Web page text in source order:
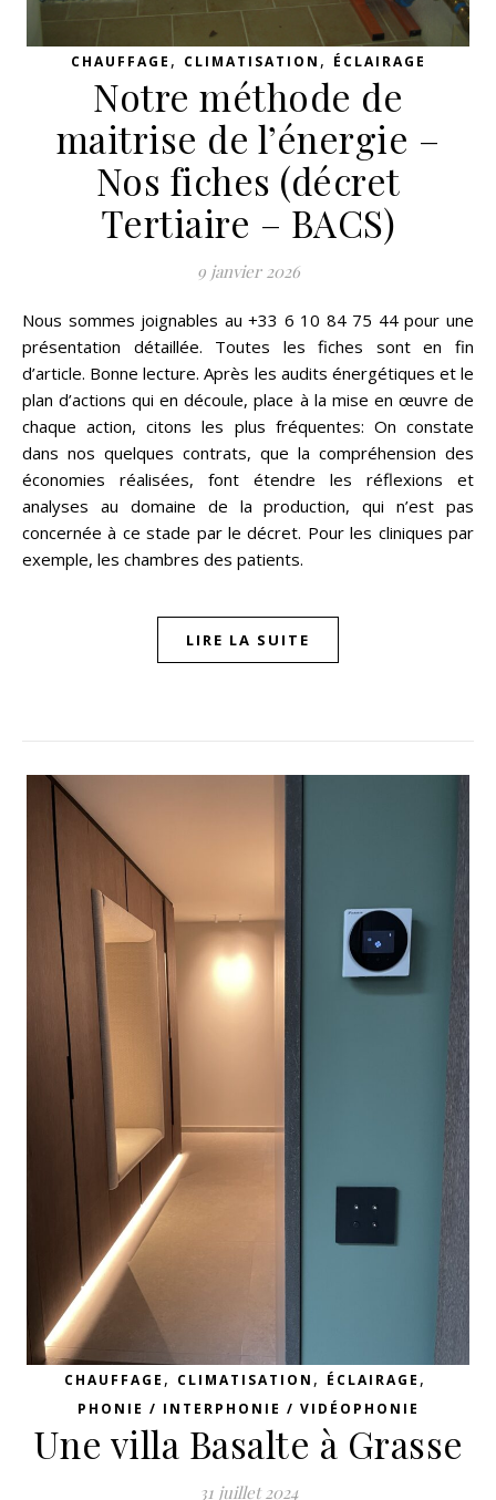
CHAUFFAGE , CLIMATISATION , ÉCLAIRAGE
Notre méthode de
maitrise de l’énergie –
Nos fiches (décret
Tertiaire – BACS)
9 janvier 2026
Nous sommes joignables au +33 6 10 84 75 44 pour une
présentation détaillée. Toutes les fiches sont en fin
d’article. Bonne lecture. Après les audits énergétiques et le
plan d’actions qui en découle, place à la mise en œuvre de
chaque action, citons les plus fréquentes: On constate
dans nos quelques contrats, que la compréhension des
économies réalisées, font étendre les réflexions et
analyses au domaine de la production, qui n’est pas
concernée à ce stade par le décret. Pour les cliniques par
exemple, les chambres des patients.
LIRE LA SUITE
CHAUFFAGE , CLIMATISATION , ÉCLAIRAGE ,
PHONIE / INTERPHONIE / VIDÉOPHONIE
Une villa Basalte à Grasse
31 juillet 2024